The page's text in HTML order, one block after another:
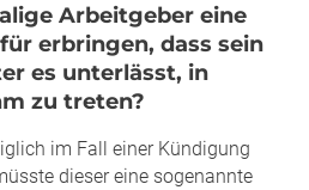
Arbeitgeber eine
erbringen, dass sein
es unterlässt, in
zu treten?
im Fall einer Kündigung
dieser eine sogenannte